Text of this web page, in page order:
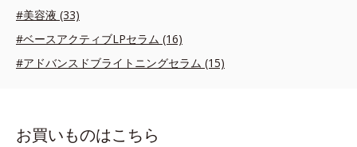
#美容液 (33)
#ベースアクティブLPセラム (16)
#アドバンスドブライトニングセラム (15)
お買いものはこちら